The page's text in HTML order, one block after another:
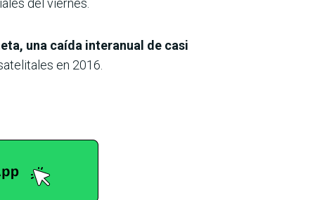
una caída interanual de casi
en 2016.